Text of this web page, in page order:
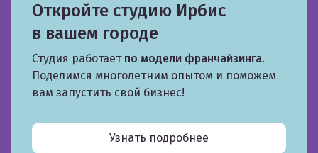
Откройте студию Ирбис
в вашем городе
Студия работает по модели франчайзинга.
Поделимся многолетним опытом и поможем
вам запустить свой бизнес!
Узнать подробнее